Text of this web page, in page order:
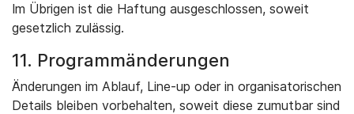
Im Übrigen ist die Haftung ausgeschlossen, soweit
gesetzlich zulässig.
11. Programmänderungen
Änderungen im Ablauf, Line-up oder in organisatorischen
Details bleiben vorbehalten, soweit diese zumutbar sind